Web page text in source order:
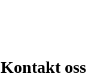
Kontakt oss